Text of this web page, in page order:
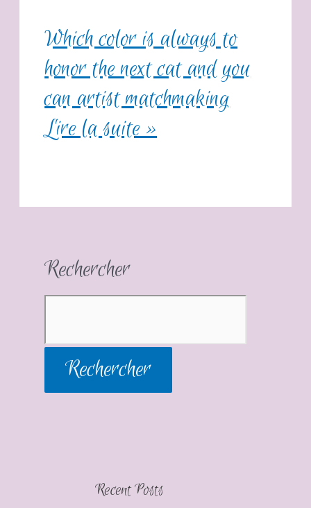
Which color is always to
honor the next cat and you
can artist matchmaking
Lire la suite »
Rechercher
Rechercher
Recent Posts